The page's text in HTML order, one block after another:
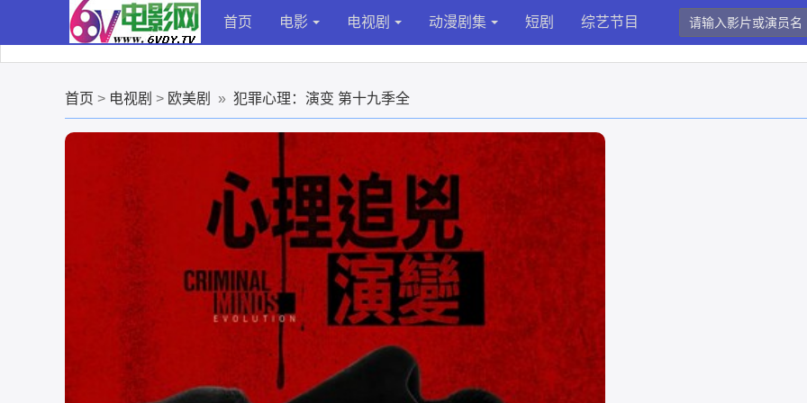
首页 电影 电视剧 动漫剧集 短剧 综艺节目
首页 > 电视剧 > 欧美剧 » 犯罪心理：演变 第十九季全